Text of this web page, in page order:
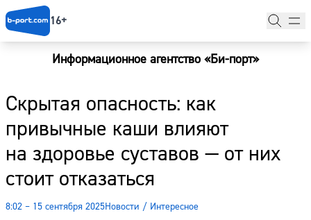
16+
Информационное агентство «Би-порт»
Скрытая опасность: как
привычные каши влияют
на здоровье суставов — от них
стоит отказаться
8:02 – 15 сентября 2025Новости / Интересное
Новости
Наши гости
Фоторепортажи
Погода